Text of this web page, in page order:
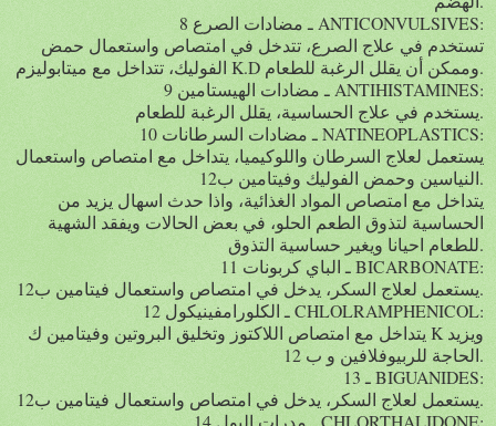
8 ـ مضادات الصرع ANTICONVULSIVES:
تستخدم في علاج الصرع، تتدخل في امتصاص واستعمال حمض
الفوليك، تتداخل مع ميتابوليزم K.D وممكن أن يقلل الرغبة للطعام.
9 ـ مضادات الهيستامين ANTIHISTAMINES:
يستخدم في علاج الحساسية، يقلل الرغبة للطعام.
10 ـ مضادات السرطانات NATINEOPLASTICS:
يستعمل لعلاج السرطان واللوكيميا، يتداخل مع امتصاص واستعمال
النياسين وحمض الفوليك وفيتامين ب12.
يتداخل مع امتصاص المواد الغذائية، واذا حدث اسهال يزيد من
الحساسية لتذوق الطعم الحلو، في بعض الحالات ويفقد الشهية
للطعام احيانا ويغير حساسية التذوق.
11 ـ الباي كربونات BICARBONATE:
يستعمل لعلاج السكر، يدخل في امتصاص واستعمال فيتامين ب12.
12 ـ الكلورامفينيكول CHLOLRAMPHENICOL:
يتداخل مع امتصاص اللاكتوز وتخليق البروتين وفيتامين ك K ويزيد
الحاجة للربيوفلافين و ب 12.
13 ـ BIGUANIDES:
يستعمل لعلاج السكر، يدخل في امتصاص واستعمال فيتامين ب12.
14 ـ مدرات البول CHLORTHALIDONE: